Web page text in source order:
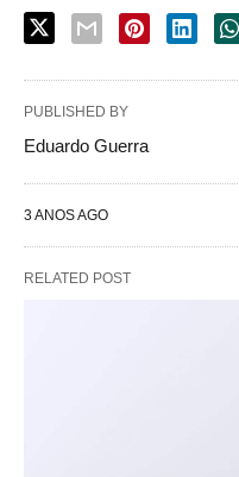
PUBLISHED BY
Eduardo Guerra
3 ANOS AGO
RELATED POST